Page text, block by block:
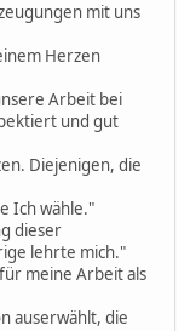
mit uns
Herzen
Arbeit bei
und gut
Diejenigen, die
Ich wähle."
dieser
lehrte mich."
meine Arbeit als
auserwählt, die